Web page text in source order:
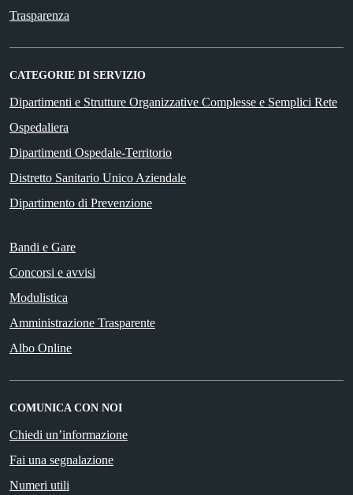
Trasparenza
CATEGORIE DI SERVIZIO
Dipartimenti e Strutture Organizzative Complesse e Semplici Rete
Ospedaliera
Dipartimenti Ospedale-Territorio
Distretto Sanitario Unico Aziendale
Dipartimento di Prevenzione
Bandi e Gare
Concorsi e avvisi
Modulistica
Amministrazione Trasparente
Albo Online
COMUNICA CON NOI
Chiedi un’informazione
Fai una segnalazione
Numeri utili